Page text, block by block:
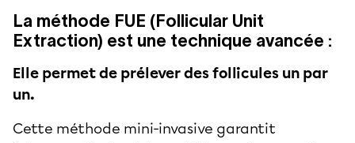
La méthode FUE (Follicular Unit
Extraction) est une technique avancée :
Elle permet de prélever des follicules un par
un.
Cette méthode mini-invasive garantit